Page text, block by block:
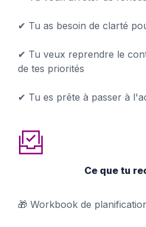
✔ Tu as besoin de clarté
✔ Tu veux reprendre le
de tes priorités
✔ Tu es prête à passer à
Ce que tu
🎁 Workbook de